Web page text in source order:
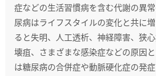
症などの生活習慣病を含む代謝の異
尿病はライフスタイルの変化と共に
ると失明、人工透析、神経障害、狭
壊疽、さまざまな感染症などの原因
は糖尿病の合併症や動脈硬化症の発